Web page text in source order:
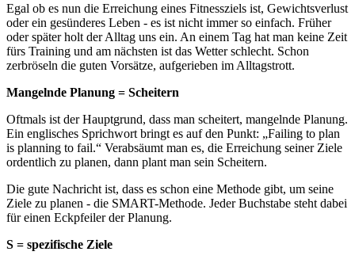
Egal ob es nun die Erreichung eines Fitnessziels ist, Gewichtsverlust
oder ein gesünderes Leben - es ist nicht immer so einfach. Früher
oder später holt der Alltag uns ein. An einem Tag hat man keine Zeit
fürs Training und am nächsten ist das Wetter schlecht. Schon
zerbröseln die guten Vorsätze, aufgerieben im Alltagstrott.
Mangelnde Planung = Scheitern
Oftmals ist der Hauptgrund, dass man scheitert, mangelnde Planung.
Ein englisches Sprichwort bringt es auf den Punkt: „Failing to plan
is planning to fail.“ Verabsäumt man es, die Erreichung seiner Ziele
ordentlich zu planen, dann plant man sein Scheitern.
Die gute Nachricht ist, dass es schon eine Methode gibt, um seine
Ziele zu planen - die SMART-Methode. Jeder Buchstabe steht dabei
für einen Eckpfeiler der Planung.
S = spezifische Ziele